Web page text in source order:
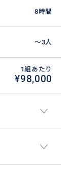
8時間
〜3人
1組あたり
¥98,000